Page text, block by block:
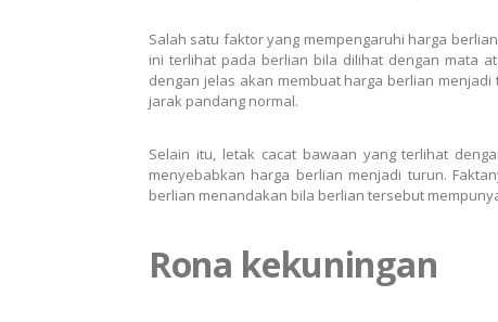
Salah satu faktor yang mempengaruhi harga
ini terlihat pada berlian bila dilihat dengan mata
dengan jelas akan membuat harga berlian
jarak pandang normal.
Selain itu, letak cacat bawaan yang terlihat
menyebabkan harga berlian menjadi turun.
berlian menandakan bila berlian tersebut
Rona kekuningan